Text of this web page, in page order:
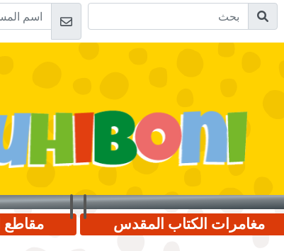
مغامرات الكتاب المقدس مقاطع